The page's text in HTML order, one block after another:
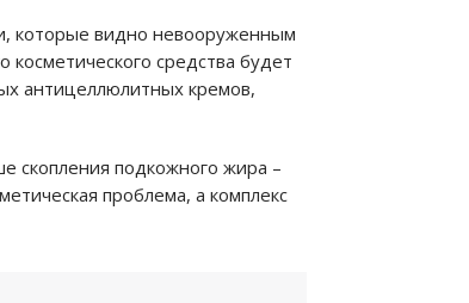
которые видно невооруженным
средства будет
антицеллюлитных кремов,
скопления подкожного жира –
проблема, а комплекс